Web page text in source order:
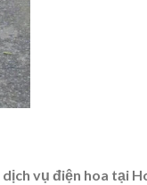
dịch vụ điện hoa tại